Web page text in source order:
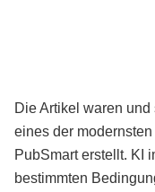
Die Artikel waren
eines der
PubSmart erstellt. KI
bestimmten